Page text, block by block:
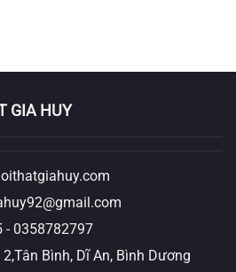
GIA HUY
- 0358782797
Bình, Dĩ An, Bình Dương